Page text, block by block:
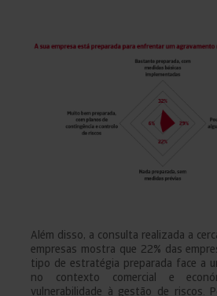
Além disso, a consulta realizada a
empresas mostra que 22% das
tipo de estratégia preparada face a
no contexto comercial e
vulnerabilidade à gestão de riscos.